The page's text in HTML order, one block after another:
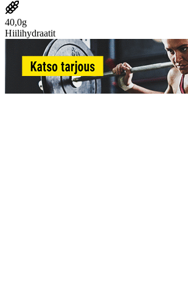
40,0g
Hiilihydraatit